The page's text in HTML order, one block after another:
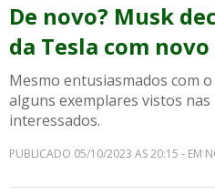
De novo? Musk
da Tesla com
Mesmo entusiasmados com
alguns exemplares vistos
interessados.
PUBLICADO 05/10/2023 AS 20:15 - EM